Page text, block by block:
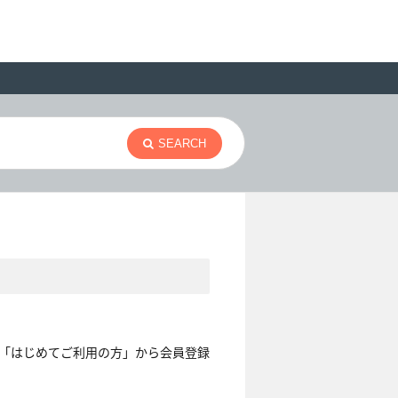
SEARCH
はじめてご利用の方」から会員登録